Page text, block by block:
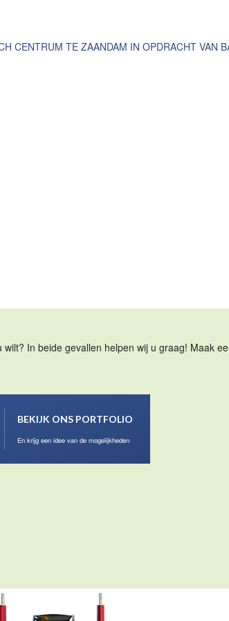
CENTRUM TE ZAANDAM IN OPDRACHT VAN
In beide gevallen helpen wij u graag! Maak
BEKIJK ONS PORTFOLIO
En krijg een idee van de mogelijkheden